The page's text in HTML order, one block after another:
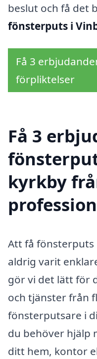
beslut och få det
fönsterputs i
Få 3
förpliktelser
Få 3
kyrkby
Att få fönsterputs
aldrig varit
gör vi det lätt för
och tjänster från
fönsterputsare i
du behöver hjälp
ditt hem, kontor